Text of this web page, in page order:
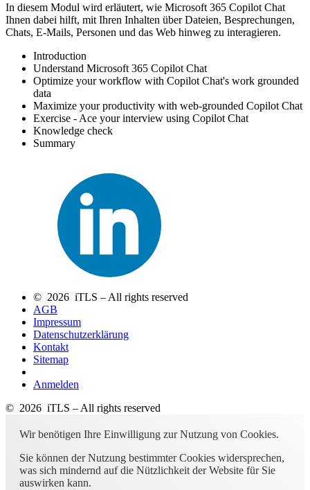
In diesem Modul wird erläutert, wie Microsoft 365 Copilot Chat
Ihnen dabei hilft, mit Ihren Inhalten über Dateien, Besprechungen,
Chats, E-Mails, Personen und das Web hinweg zu interagieren.
Introduction
Understand Microsoft 365 Copilot Chat
Optimize your workflow with Copilot Chat's work grounded
data
Maximize your productivity with web-grounded Copilot Chat
Exercise - Ace your interview using Copilot Chat
Knowledge check
Summary
© 2026 iTLS – All rights reserved
AGB
Impressum
Datenschutzerklärung
Kontakt
Sitemap
Anmelden
© 2026 iTLS – All rights reserved
Wir benötigen Ihre Einwilligung zur Nutzung von Cookies.
Sie können der Nutzung bestimmter Cookies widersprechen,
was sich mindernd auf die Nützlichkeit der Website für Sie
auswirken kann.